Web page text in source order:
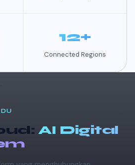
12+
Connected Regions
AI Digital